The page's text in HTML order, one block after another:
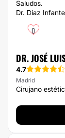
Saludos.
Dr. Díaz
0
DR. JOSÉ
4.7
Madrid
Cirujano